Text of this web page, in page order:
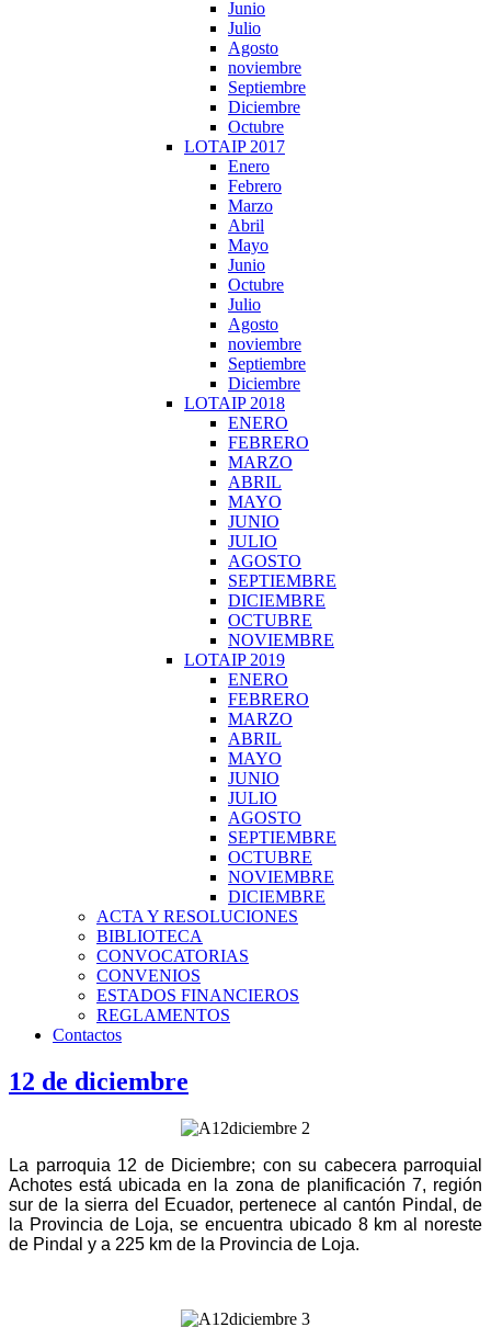
Junio
Julio
Agosto
noviembre
Septiembre
Diciembre
Octubre
LOTAIP 2017
Enero
Febrero
Marzo
Abril
Mayo
Junio
Octubre
Julio
Agosto
noviembre
Septiembre
Diciembre
LOTAIP 2018
ENERO
FEBRERO
MARZO
ABRIL
MAYO
JUNIO
JULIO
AGOSTO
SEPTIEMBRE
DICIEMBRE
OCTUBRE
NOVIEMBRE
LOTAIP 2019
ENERO
FEBRERO
MARZO
ABRIL
MAYO
JUNIO
JULIO
AGOSTO
SEPTIEMBRE
OCTUBRE
NOVIEMBRE
DICIEMBRE
ACTA Y RESOLUCIONES
BIBLIOTECA
CONVOCATORIAS
CONVENIOS
ESTADOS FINANCIEROS
REGLAMENTOS
Contactos
12 de diciembre
La parroquia 12 de Diciembre; con su cabecera parroquial
Achotes está ubicada en la zona de planificación 7, región
sur de la sierra del Ecuador, pertenece al cantón Pindal, de
la Provincia de Loja, se encuentra ubicado 8 km al noreste
de Pindal y a 225 km de la Provincia de Loja.